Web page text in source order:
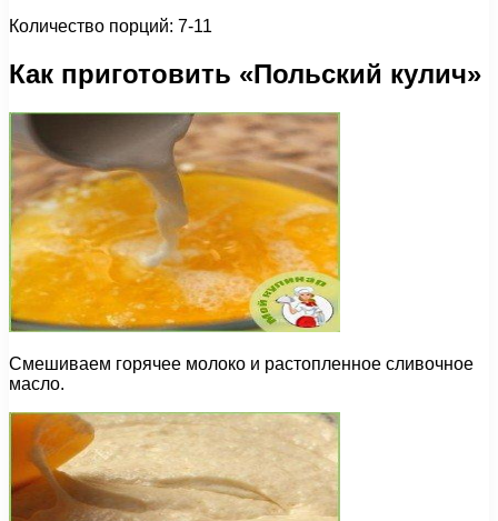
Количество порций: 7-11
Как приготовить «Польский кулич»
Смешиваем горячее молоко и растопленное сливочное
масло.